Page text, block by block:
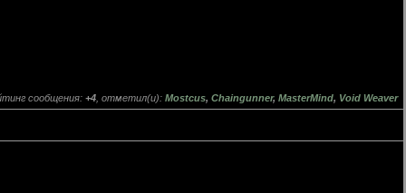
сообщения: +4 , отметил(и): Mostcus, Chaingunner, MasterMind, Void Weaver